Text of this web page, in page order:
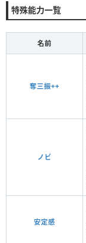
特殊能力一覧
名前
奪三振++
ノビ
安定感